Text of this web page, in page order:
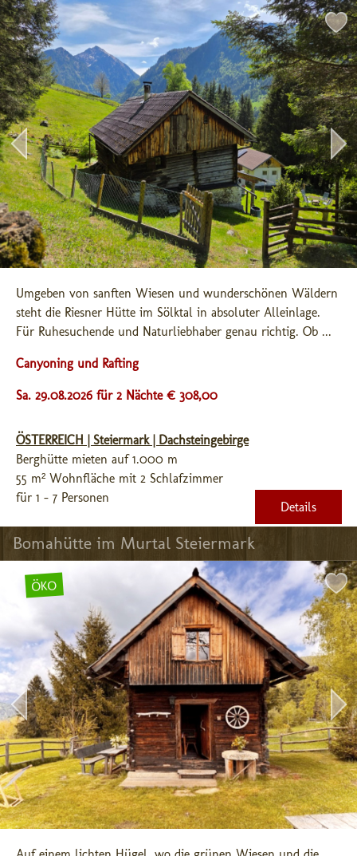
Umgeben von sanften Wiesen und wunderschönen Wäldern
steht die Riesner Hütte im Sölktal in absoluter Alleinlage.
Für Ruhesuchende und Naturliebhaber genau richtig. Ob ...
Canyoning und Rafting
Sa. 29.08.2026 für 2 Nächte € 308,00
ÖSTERREICH | Steiermark | Dachsteingebirge
Berghütte mieten auf 1.000 m
55 m² Wohnfläche mit 2 Schlafzimmer
für 1 - 7 Personen
Details
Bomahütte im Murtal Steiermark
ÖKO